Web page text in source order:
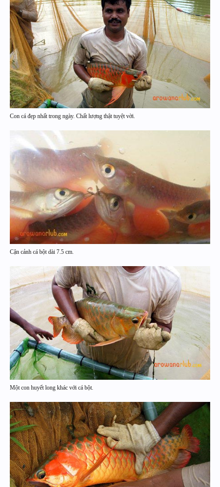
Con cá đẹp nhất trong ngày. Chất lượng thật tuyệt vời.
Cận cảnh cá bột dài 7.5 cm.
Một con huyết long khác với cá bột.